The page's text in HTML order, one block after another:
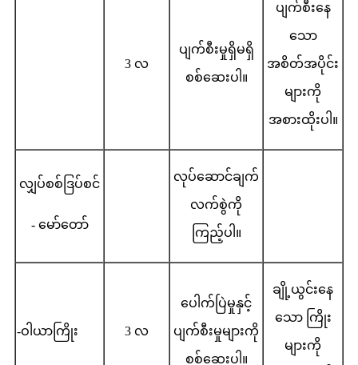
3 လ
ပျက်စီးမှုရှိမရှိ
စစ်ဆေးပါ။
ပျက်စီးနေ
သော
အစိတ်အပိုင်း
များကို
အစားထိုးပါ။
လျှပ်စစ်ဒြပ်စင်
- မော်တော်
လုပ်ဆောင်ချက်
လက်စွဲကို
ကြည့်ပါ။
-ဝါယာကြိုး 3 လ
ပေါက်ပြဲမှုနှင့်
ပျက်စီးမှုများကို
စစ်ဆေးပါ။
ချို့ယွင်းနေ
သော ကြိုး
များကို